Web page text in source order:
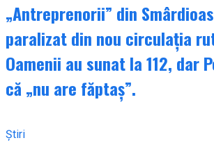
„Antreprenorii” din
paralizat din nou circulația
Oamenii au sunat la 112, dar
că „nu are făptaș”.
Știri